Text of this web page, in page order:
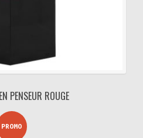
PENSEUR ROUGE
PROMO